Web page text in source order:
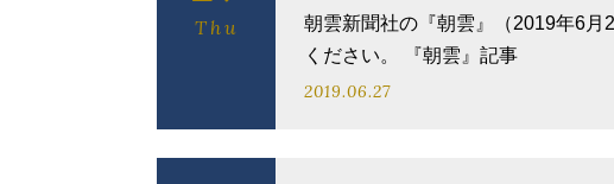
Thu
朝雲新聞社の『朝雲』（2019年6
ください。 『朝雲』記事
2019.06.27